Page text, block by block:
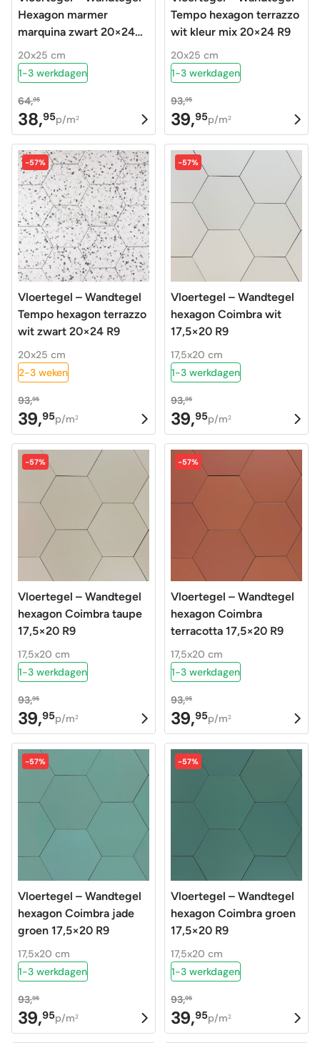
Hexagon marmer
marquina zwart 20×24
R9
20x25 cm
1-3 werkdagen
64,95
Oorspronkelijke
prijs
was:
64,95.
38,95
Huidige
prijs
is:
38,95.
p/m2
Tempo hexagon terrazzo
wit kleur mix 20×24 R9
20x25 cm
1-3 werkdagen
93,95
Oorspronkelijke
prijs
was:
93,95.
39,95
Huidige
prijs
is:
39,95.
p/m2
-57%
Vloertegel – Wandtegel
Tempo hexagon terrazzo
wit zwart 20×24 R9
20x25 cm
2-3 weken
93,95
Oorspronkelijke
prijs
was:
93,95.
39,95
Huidige
prijs
is:
39,95.
p/m2
-57%
Vloertegel – Wandtegel
hexagon Coimbra wit
17,5×20 R9
17,5x20 cm
1-3 werkdagen
93,95
Oorspronkelijke
prijs
was:
93,95.
39,95
Huidige
prijs
is:
39,95.
p/m2
-57%
Vloertegel – Wandtegel
hexagon Coimbra taupe
17,5×20 R9
17,5x20 cm
1-3 werkdagen
93,95
Oorspronkelijke
prijs
was:
93,95.
39,95
Huidige
prijs
is:
39,95.
p/m2
-57%
Vloertegel – Wandtegel
hexagon Coimbra
terracotta 17,5×20 R9
17,5x20 cm
1-3 werkdagen
93,95
Oorspronkelijke
prijs
was:
93,95.
39,95
Huidige
prijs
is:
39,95.
p/m2
-57%
Vloertegel – Wandtegel
hexagon Coimbra jade
groen 17,5×20 R9
17,5x20 cm
1-3 werkdagen
93,95
Oorspronkelijke
prijs
39,95
Huidige
prijs
p/m2
-57%
Vloertegel – Wandtegel
hexagon Coimbra groen
17,5×20 R9
17,5x20 cm
1-3 werkdagen
93,95
Oorspronkelijke
prijs
39,95
Huidige
prijs
p/m2